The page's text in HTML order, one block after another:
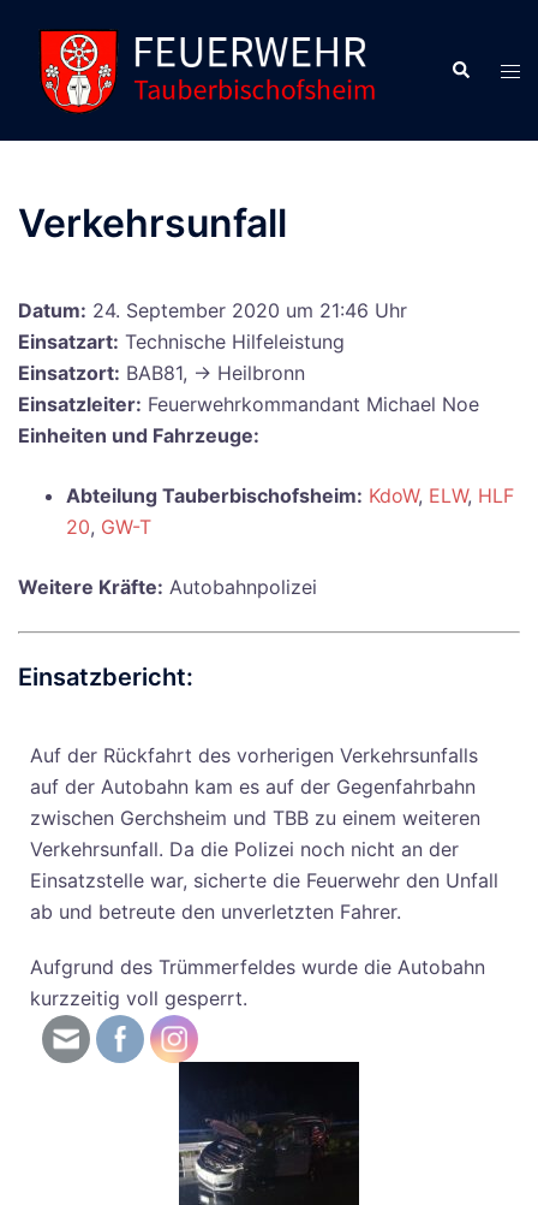
Verkehrsunfall
Datum: 24. September 2020 um 21:46 Uhr
Einsatzart: Technische Hilfeleistung
Einsatzort: BAB81, -> Heilbronn
Einsatzleiter: Feuerwehrkommandant Michael Noe
Einheiten und Fahrzeuge:
Abteilung Tauberbischofsheim: KdoW, ELW, HLF
20, GW-T
Weitere Kräfte: Autobahnpolizei
Einsatzbericht:
Auf der Rückfahrt des vorherigen Verkehrsunfalls
auf der Autobahn kam es auf der Gegenfahrbahn
zwischen Gerchsheim und TBB zu einem weiteren
Verkehrsunfall. Da die Polizei noch nicht an der
Einsatzstelle war, sicherte die Feuerwehr den Unfall
ab und betreute den unverletzten Fahrer.
Aufgrund des Trümmerfeldes wurde die Autobahn
kurzzeitig voll gesperrt.